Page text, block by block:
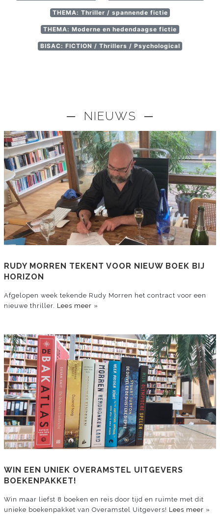
THEMA: Thriller / spannende fictie
THEMA: Moderne en hedendaagse fictie
BISAC: FICTION / Thrillers / Psychological
─ NIEUWS ─
RUDY MORREN TEKENT VOOR NIEUW BOEK BIJ
HORIZON
Afgelopen week tekende Rudy Morren het contract voor een
nieuwe thriller. Lees meer »
WIN EEN UNIEK OVERAMSTEL UITGEVERS
BOEKENPAKKET!
Win maar liefst 8 boeken en reis door tijd en ruimte met dit
unieke boekenpakket van Overamstel Uitgevers! Lees meer »